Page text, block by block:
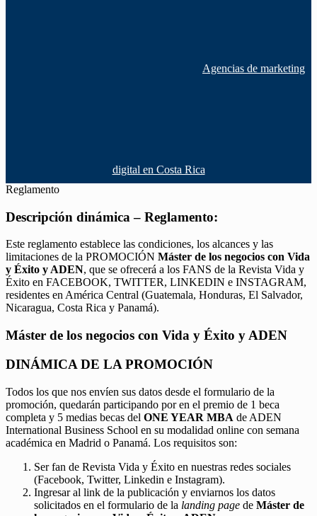
Agencias de marketing
digital en Costa Rica
Reglamento
Descripción dinámica – Reglamento:
Este reglamento establece las condiciones, los alcances y las
limitaciones de la PROMOCIÓN Máster de los negocios con Vida
y Éxito y ADEN, que se ofrecerá a los FANS de la Revista Vida y
Éxito en FACEBOOK, TWITTER, LINKEDIN e INSTAGRAM,
residentes en América Central (Guatemala, Honduras, El Salvador,
Nicaragua, Costa Rica y Panamá).
Máster de los negocios con Vida y Éxito y ADEN
DINÁMICA DE LA PROMOCIÓN
Todos los que nos envíen sus datos desde el formulario de la
promoción, quedarán participando por en el premio de 1 beca
completa y 5 medias becas del ONE YEAR MBA de ADEN
International Business School en su modalidad online con semana
académica en Madrid o Panamá. Los requisitos son:
Ser fan de Revista Vida y Éxito en nuestras redes sociales
(Facebook, Twitter, Linkedin e Instagram).
Ingresar al link de la publicación y enviarnos los datos
solicitados en el formulario de la landing page de Máster de